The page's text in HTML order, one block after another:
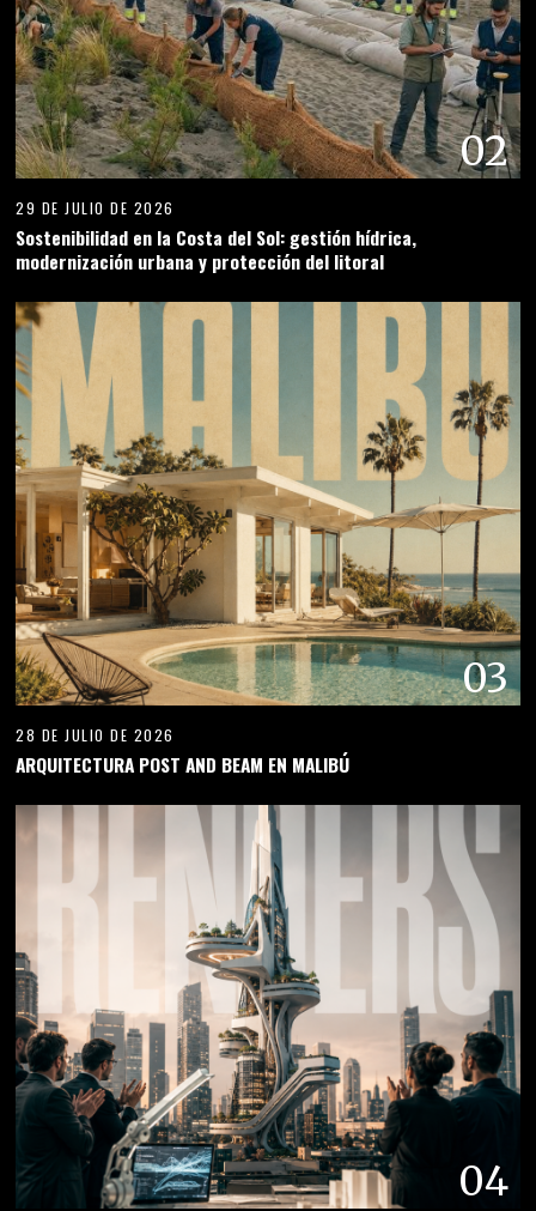
02
29 DE JULIO DE 2026
Sostenibilidad en la Costa del Sol: gestión hídrica,
modernización urbana y protección del litoral
03
28 DE JULIO DE 2026
ARQUITECTURA POST AND BEAM EN MALIBÚ
04